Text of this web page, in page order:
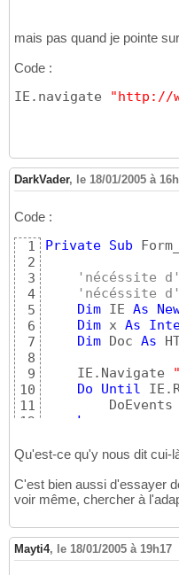
mais pas quand je pointe
Code :
IE.navigate "http://
DarkVader, le 18/01/2005 à
Code :
1
2
3
4
5
6
7
8
9
10
11
12
14
16
17
19
Private Sub
'nécéssite
'nécéssite
Dim IE As
Dim x As
Dim Doc As
    IE.Navigate
Do
Until
        DoEvents
Loop
Set Doc =
For x = 0 To
Me.Print
End Sub
Qu'est-ce qu'y nous dit cui-
C'est bien aussi d'essayer
voir même, chercher à
Mayti4, le 18/01/2005 à 19h17